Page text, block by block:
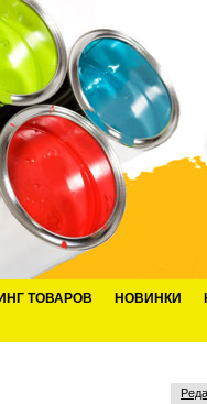
ТОВАРОВ НОВИНКИ